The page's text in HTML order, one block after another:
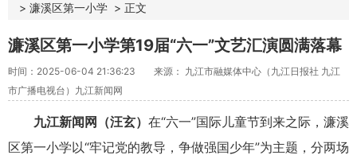
> 濂溪区第一小学 > 正文
濂溪区第一小学第19届“六一”文艺汇演圆满落幕
时间：2025-06-04 21:36:23
来源： 九江市融媒体中心（九江日报社 九江
市广播电视台）九江新闻网
九江新闻网（汪玄） 在“六一”国际儿童节到来之际，濂溪
区第一小学以“牢记党的教导，争做强国少年”为主题，分两场